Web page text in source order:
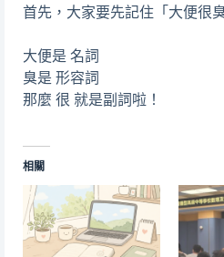
首先，大家要先記住「大便很
大便是 名詞
臭是 形容詞
那麼 很 就是副詞啦！
相關